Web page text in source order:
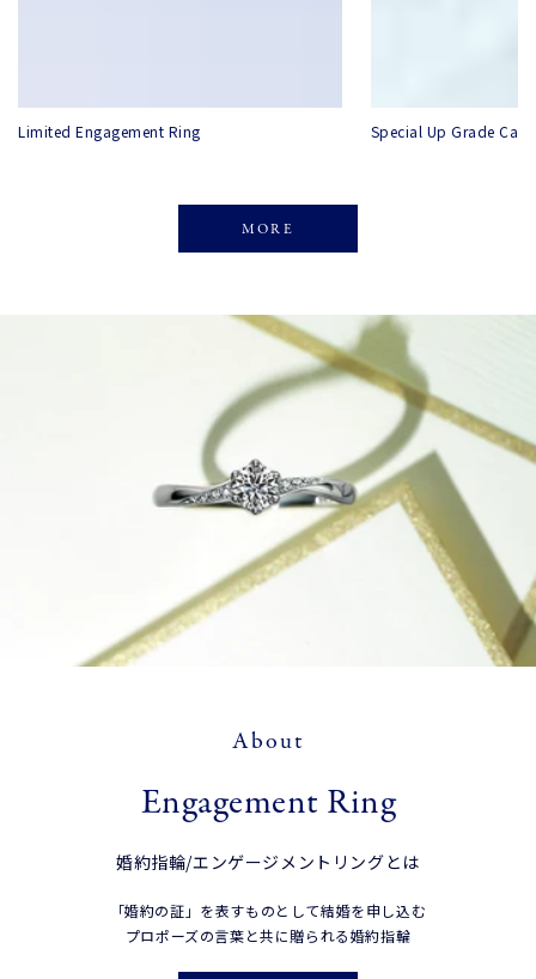
Limited Engagement Ring Special Up Grade
MORE
About
Engagement Ring
婚約指輪/エンゲージメントリングとは
「婚約の証」を表すものとして結婚を申し込む
プロポーズの言葉と共に贈られる婚約指輪